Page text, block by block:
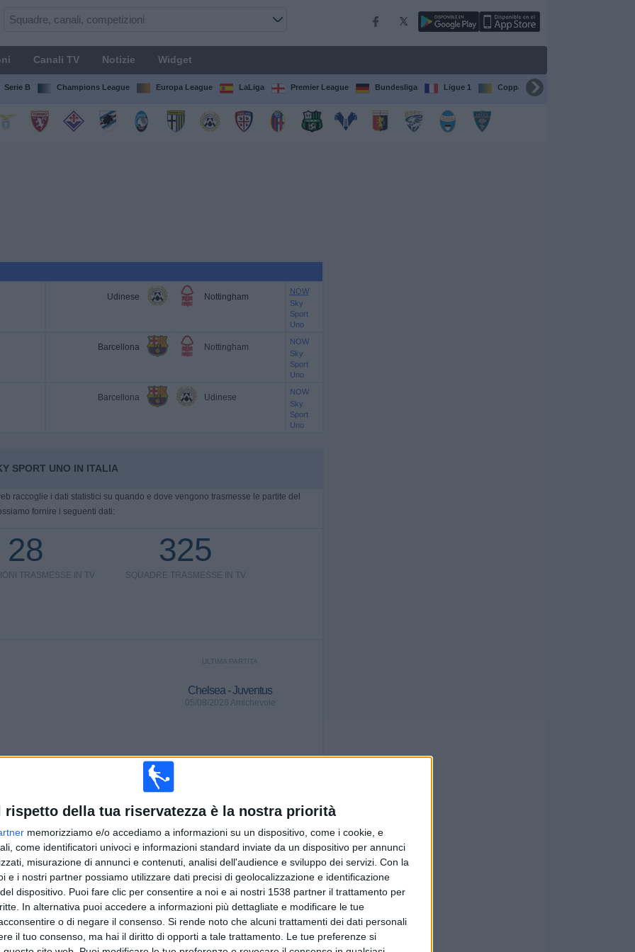
rispetto della tua riservatezza è la nostra priorità
memorizziamo e/o accediamo a informazioni su un dispositivo, come i cookie, e
come identificatori univoci e informazioni standard inviate da un dispositivo per annunci
misurazione di annunci e contenuti, analisi dell'audience e sviluppo dei servizi. Con la
e i nostri partner possiamo utilizzare dati precisi di geolocalizzazione e identificazione
dispositivo. Puoi fare clic per consentire a noi e ai nostri 1538 partner il trattamento per
In alternativa puoi accedere a informazioni più dettagliate e modificare le tue
o di negare il consenso. Si rende noto che alcuni trattamenti dei dati personali
il tuo consenso, ma hai il diritto di opporti a tale trattamento. Le tue preferenze si
Canali TV Notizie Widget
Serie B Champions League Europa League LaLiga Premier League Bundesliga Ligue 1 Coppa del Mondo FIFA per club
Udinese Nottingham
NOW
Sky
Sport
Uno
Barcellona Nottingham
NOW
Sky
Sport
Uno
Barcellona Udinese
NOW
Sky
Sport
Uno
SPORT UNO IN ITALIA
raccoglie i dati statistici su quando e dove vengono trasmesse le partite del
fornire i seguenti dati:
28
TRASMESSE IN TV
325
SQUADRE TRASMESSE IN TV
ULTIMA PARTITA
Chelsea - Juventus
05/08/2026 Amichevole
Classifica squadre per numero di partite in trasferta
Manchester City
55 (3,85%)
Arsenal
53 (3,71%)
Liverpool
48 (3,36%)
Manchester Utd
39 (2,73%)
Chelsea
37 (2,59%)
CLASSIFICA PER SPORT
Calcio
1.429 (100%)